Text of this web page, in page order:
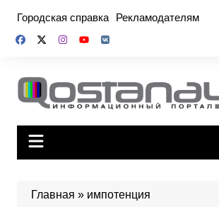
содержимому
Городская справка Рекламодателям
Главная » импотенция